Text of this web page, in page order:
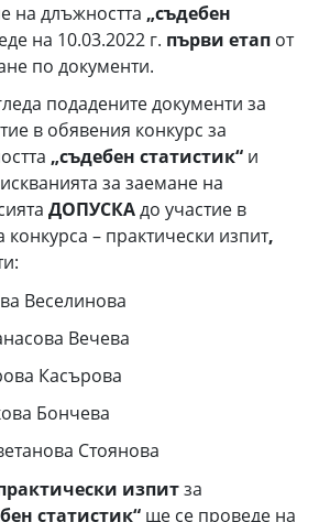
на длъжността „съдебен
на 10.03.2022 г. първи етап от
по документи.
подадените документи за
в обявения конкурс за
„съдебен статистик“ и
за заемане на
ДОПУСКАдо участие в
– практически изпит,
Веселинова
Вечева
Касърова
Бончева
Стоянова
изпитза
статистик“ ще се проведе на